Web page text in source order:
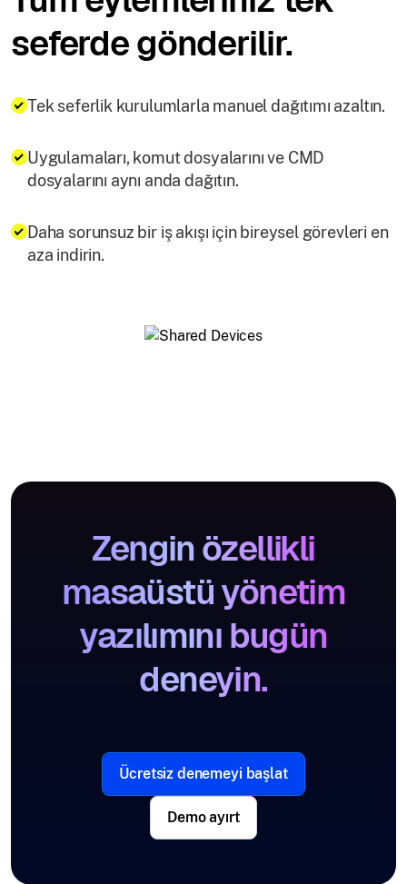
seferde gönderilir.
Tek seferlik kurulumlarla manuel dağıtımı azaltın.
Uygulamaları, komut dosyalarını ve CMD
dosyalarını aynı anda dağıtın.
Daha sorunsuz bir iş akışı için bireysel görevleri en
aza indirin.
Zengin özellikli
masaüstü yönetim
yazılımını bugün
deneyin.
Ücretsiz denemeyi başlat
Demo ayırt